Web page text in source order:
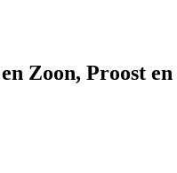
Zoon, Proost en